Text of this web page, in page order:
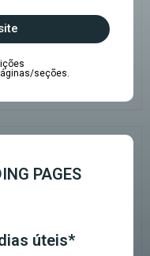
seções.
PAGES
úteis*